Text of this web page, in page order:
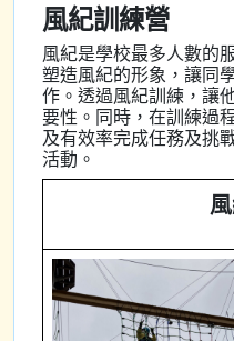
風紀訓練營
風紀是學校最多人數的
塑造風紀的形象，讓同
作。透過風紀訓練，讓
要性。同時，在訓練過
及有效率完成任務及挑
活動。